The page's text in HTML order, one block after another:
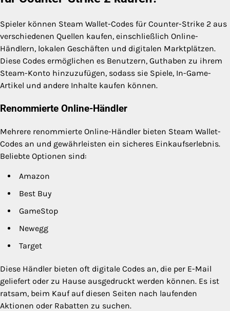
Spieler können Steam Wallet-Codes für Counter-Strike 2 aus
verschiedenen Quellen kaufen, einschließlich Online-
Händlern, lokalen Geschäften und digitalen Marktplätzen.
Diese Codes ermöglichen es Benutzern, Guthaben zu ihrem
Steam-Konto hinzuzufügen, sodass sie Spiele, In-Game-
Artikel und andere Inhalte kaufen können.
Renommierte Online-Händler
Mehrere renommierte Online-Händler bieten Steam Wallet-
Codes an und gewährleisten ein sicheres Einkaufserlebnis.
Beliebte Optionen sind:
Amazon
Best Buy
GameStop
Newegg
Target
Diese Händler bieten oft digitale Codes an, die per E-Mail
geliefert oder zu Hause ausgedruckt werden können. Es ist
ratsam, beim Kauf auf diesen Seiten nach laufenden
Aktionen oder Rabatten zu suchen.